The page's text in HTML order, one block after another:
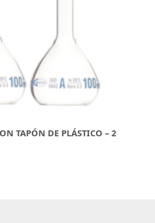
TAPÓN DE PLÁSTICO – 2